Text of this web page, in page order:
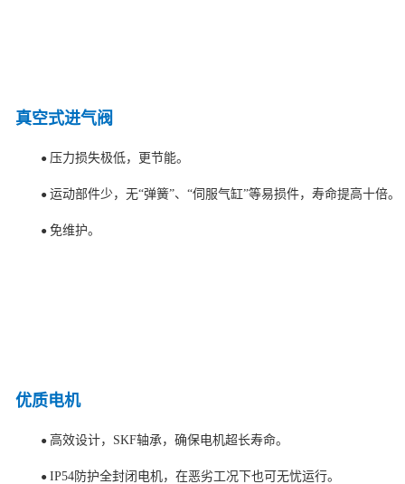
真空式进气阀
● 压力损失极低，更节能。
● 运动部件少，无“弹簧”、“伺服气缸”等易损件，寿命提高十倍。
● 免维护。
优质电机
● 高效设计，SKF轴承，确保电机超长寿命。
● IP54防护全封闭电机，在恶劣工况下也可无忧运行。